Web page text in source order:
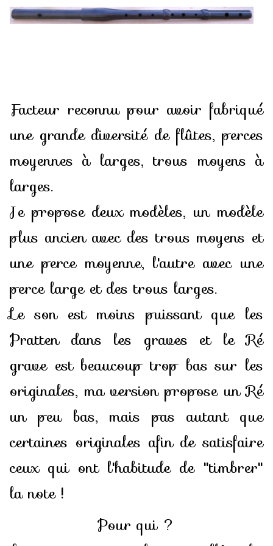
Les Instruments▼
Contact
Facteur reconnu pour avoir fabriqué
une grande diversité de flûtes, perces
moyennes à larges, trous moyens à
larges.
Je propose deux modèles, un modèle
plus ancien avec des trous moyens et
une perce moyenne, l'autre avec une
perce large et des trous larges.
Le son est moins puissant que les
Pratten dans les graves et le Ré
grave est beaucoup trop bas sur les
originales, ma version propose un Ré
un peu bas, mais pas autant que
certaines originales afin de satisfaire
ceux qui ont l'habitude de "timbrer"
la note !
Pour qui ?